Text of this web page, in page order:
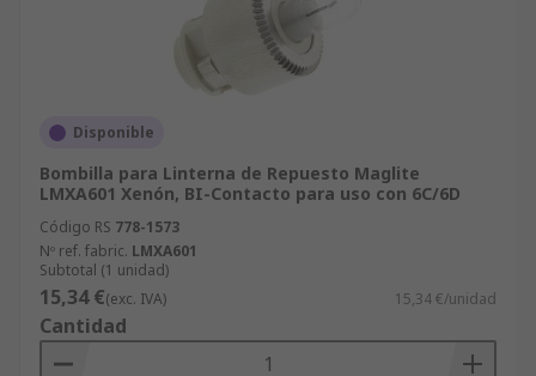
Disponible
Bombilla para Linterna de Repuesto Maglite
LMXA601 Xenón, BI-Contacto para uso con 6C/6D
Código RS 778-1573
Nº ref. fabric. LMXA601
Subtotal (1 unidad)
15,34 €(exc. IVA) 15,34 €/unidad
Cantidad